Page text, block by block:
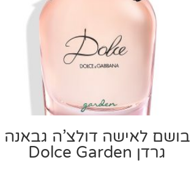
בושם לאישה דולצ’ה גבאנה
גרדן Dolce Garden